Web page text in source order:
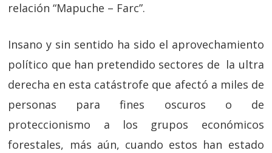
relación “Mapuche – Farc”.
Insano y sin sentido ha sido el aprovechamiento
político que han pretendido sectores de la ultra
derecha en esta catástrofe que afectó a miles de
personas para fines oscuros o de
proteccionismo a los grupos económicos
forestales, más aún, cuando estos han estado